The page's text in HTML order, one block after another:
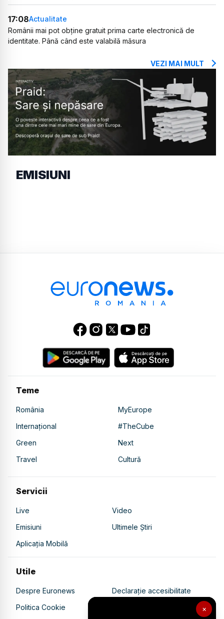
×
17:08Actualitate
Românii mai pot obține gratuit prima carte electronică de
identitate. Până când este valabilă măsura
VEZI MAI MULT
EMISIUNI
Teme
România
MyEurope
Internațional
#TheCube
Green
Next
Travel
Cultură
Servicii
Live
Video
Emisiuni
Ultimele Știri
Aplicația Mobilă
Utile
Despre Euronews
Declarație accesibilitate
Politica Cookie
Politica de confidențialitate